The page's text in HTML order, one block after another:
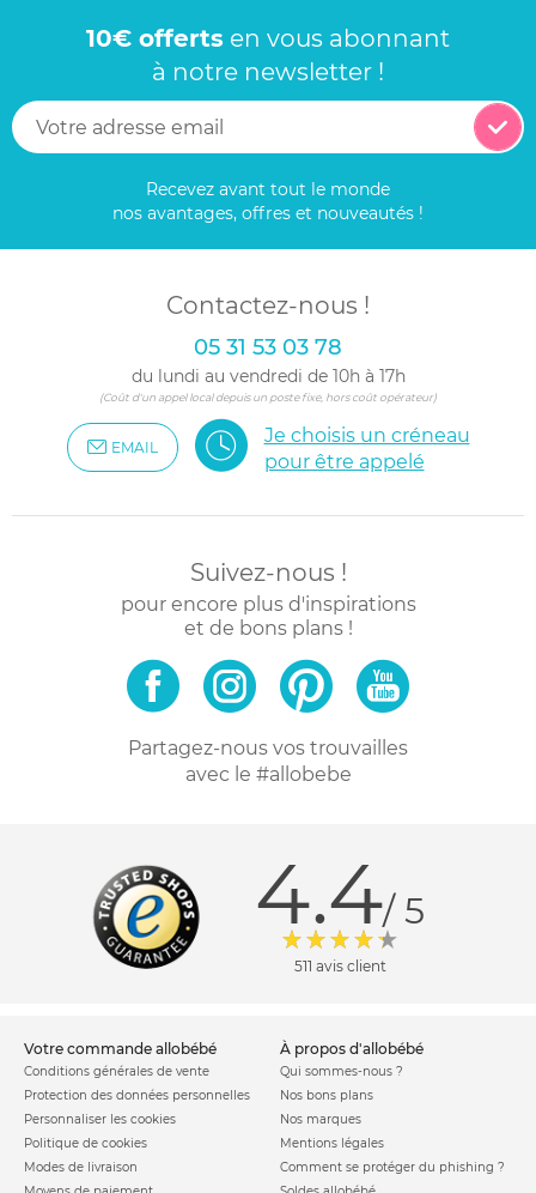
10€ offerts en vous abonnant
à notre newsletter !
Recevez avant tout le monde
nos avantages, offres et nouveautés !
Contactez-nous !
05 31 53 03 78
du lundi au vendredi de 10h à 17h
(Coût d'un appel local depuis un poste fixe, hors coût opérateur)
EMAIL
Je choisis un créneau
pour être appelé
Suivez-nous !
pour encore plus d'inspirations
et de bons plans !
Partagez-nous vos trouvailles
avec le #allobebe
4.4/ 5
511 avis client
votre commande allobébé
Conditions générales de vente
Protection des données personnelles
Personnaliser les cookies
Politique de cookies
Modes de livraison
à propos d'allobébé
Qui sommes-nous ?
Nos bons plans
Nos marques
Mentions légales
Comment se protéger du phishing ?